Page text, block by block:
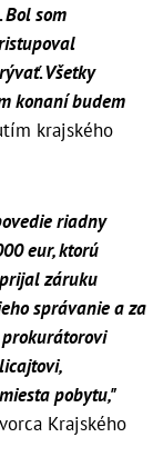
som
Všetky
konaní budem
krajského
riadny
eur, ktorú
záruku
správanie a za
pobytu,"
Krajského